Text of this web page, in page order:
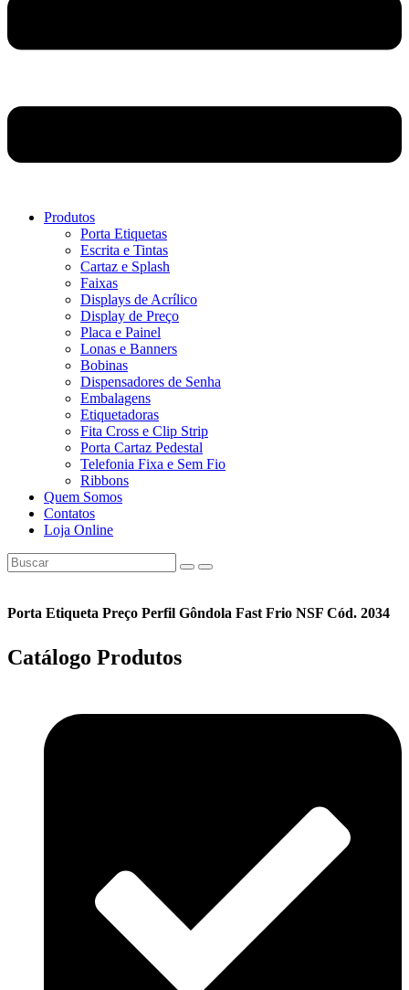
Produtos
Porta Etiquetas
Escrita e Tintas
Cartaz e Splash
Faixas
Displays de Acrílico
Display de Preço
Placa e Painel
Lonas e Banners
Bobinas
Dispensadores de Senha
Embalagens
Etiquetadoras
Fita Cross e Clip Strip
Porta Cartaz Pedestal
Telefonia Fixa e Sem Fio
Ribbons
Quem Somos
Contatos
Loja Online
Porta Etiqueta Preço Perfil Gôndola Fast Frio NSF Cód. 2034
Catálogo Produtos